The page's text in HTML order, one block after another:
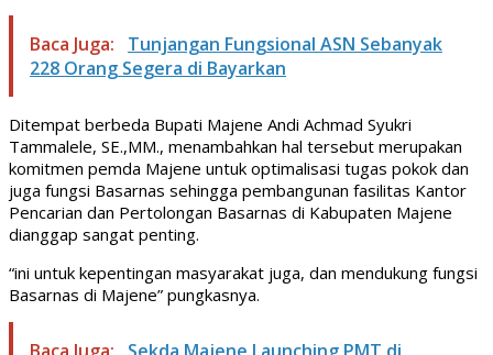
Baca Juga:
Tunjangan Fungsional ASN Sebanyak
228 Orang Segera di Bayarkan
Ditempat berbeda Bupati Majene Andi Achmad Syukri
Tammalele, SE.,MM., menambahkan hal tersebut merupakan
komitmen pemda Majene untuk optimalisasi tugas pokok dan
juga fungsi Basarnas sehingga pembangunan fasilitas Kantor
Pencarian dan Pertolongan Basarnas di Kabupaten Majene
dianggap sangat penting.
“ini untuk kepentingan masyarakat juga, dan mendukung fungsi
Basarnas di Majene” pungkasnya.